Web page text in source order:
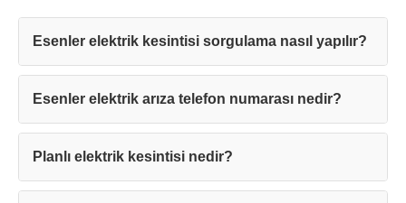
Esenler elektrik kesintisi sorgulama nasıl yapılır?
Esenler elektrik arıza telefon numarası nedir?
Planlı elektrik kesintisi nedir?